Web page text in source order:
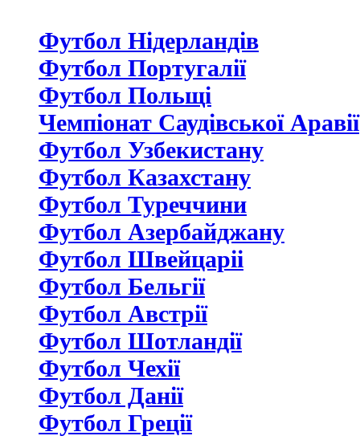
Футбол Нідерландiв
Футбол Португалії
Футбол Польщі
Чемпіонат Саудівської Аравії
Футбол Узбекистану
Футбол Казахстану
Футбол Туреччини
Футбол Азербайджану
Футбол Швейцаріі
Футбол Бельгії
Футбол Австрії
Футбол Шотландії
Футбол Чехії
Футбол Данії
Футбол Греції